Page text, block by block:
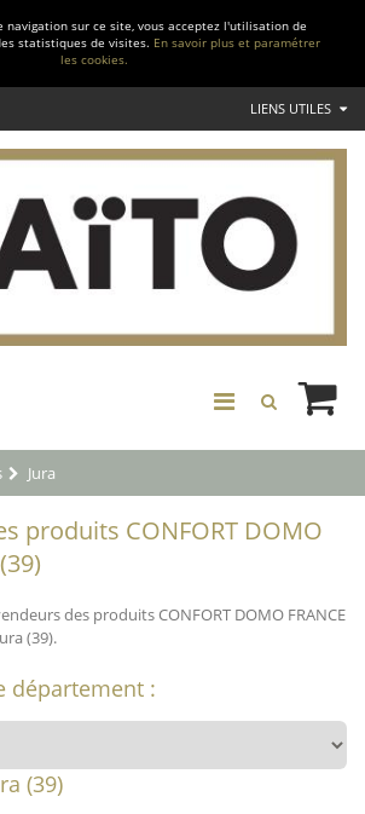
navigation sur ce site, vous acceptez l'utilisation de
statistiques de visites. En savoir plus et paramétrer
les cookies.
LIENS UTILES
Jura
produits CONFORT DOMO
des produits CONFORT DOMO FRANCE
(39).
département :
(39)